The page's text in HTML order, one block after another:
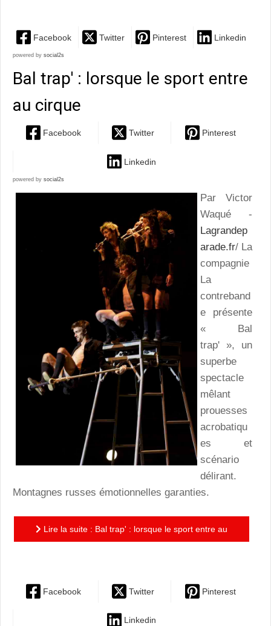
Facebook Twitter Pinterest Linkedin
powered by social2s
Bal trap' : lorsque le sport entre
au cirque
Facebook Twitter Pinterest
Linkedin
powered by social2s
Par Victor
Waqué -
Lagrandep
arade.fr/ La
compagnie
La
contreband
e présente
« Bal
trap' », un
superbe
spectacle
mêlant
prouesses
acrobatiqu
es et
scénario
délirant.
Montagnes russes émotionnelles garanties.
Lire la suite : Bal trap' : lorsque le sport entre au
Facebook Twitter Pinterest
Linkedin